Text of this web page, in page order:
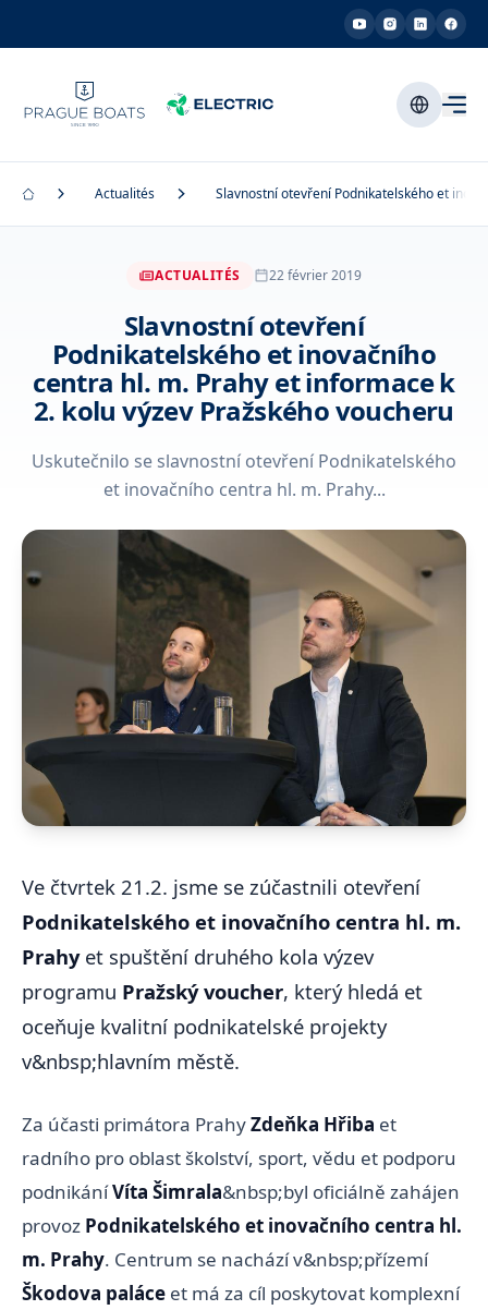
Actualités Slavnostní otevření Podnikatelského et
ACTUALITÉS 22 février 2019
Slavnostní otevření
Podnikatelského et inovačního
centra hl. m. Prahy et informace k
2. kolu výzev Pražského voucheru
Uskutečnilo se slavnostní otevření Podnikatelského
et inovačního centra hl. m. Prahy...
Ve čtvrtek 21.2. jsme se zúčastnili otevření
Podnikatelského et inovačního centra hl. m.
Prahyet spuštění druhého kola výzev
programu Pražský voucher, který hledá et
oceňuje kvalitní podnikatelské projekty
v&nbsp;hlavním městě.
Za účasti primátora PrahyZdeňka Hřiba et
radního pro oblast školství, sport, vědu et podporu
podnikáníVíta Šimrala&nbsp;byl oficiálně zahájen
provoz Podnikatelského et inovačního centra hl.
m. Prahy. Centrum se nachází v&nbsp;přízemí
Škodova paláce et má za cíl poskytovat komplexní